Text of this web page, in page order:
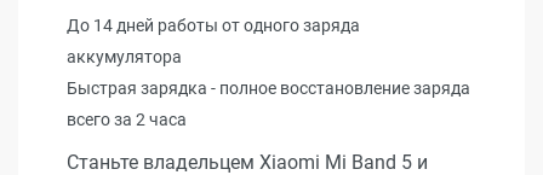
До 14 дней работы от одного заряда
аккумулятора
Быстрая зарядка - полное восстановление заряда
всего за 2 часа
Станьте владельцем Xiaomi Mi Band 5 и